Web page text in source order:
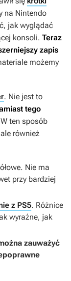
na Nintendo
jak wyglądać
konsoli. Teraz
zapis
możemy
. Nie jest to
tego
ten sposób
również
Nie ma
przy bardziej
z PS5. Różnice
wyraźne, jak
zauważyć